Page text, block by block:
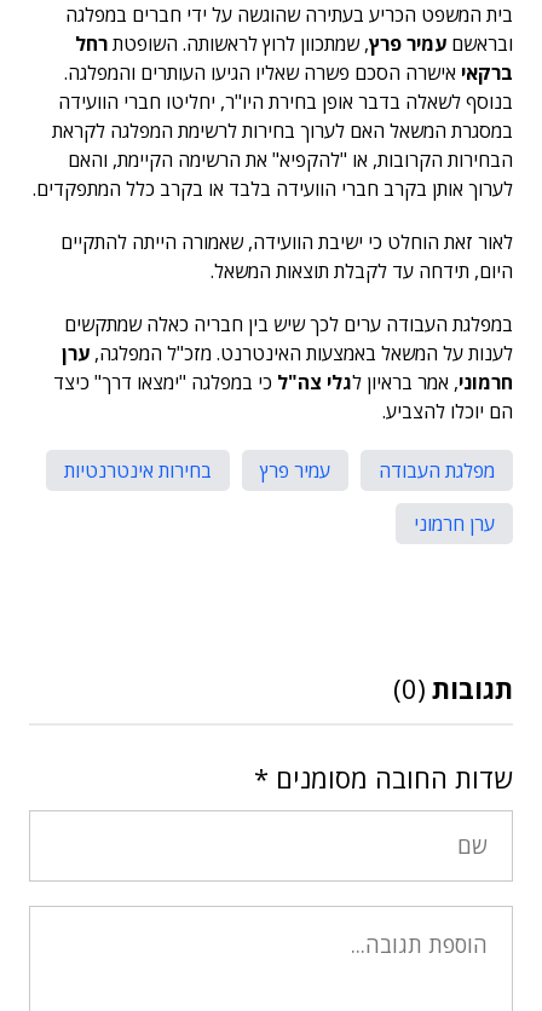
בית המשפט הכריע בעתירה שהוגשה על ידי חברים במפלגה
ובראשם עמיר פרץ, שמתכוון לרוץ לראשותה. השופטתרחל
ברקאי אישרה הסכם פשרה שאליו הגיעו העותרים והמפלגה.
בנוסף לשאלה בדבר אופן בחירת היו"ר, יחליטו חברי הוועידה
במסגרת המשאל האם לערוך בחירות לרשימת המפלגה לקראת
הבחירות הקרובות, או "להקפיא" את הרשימה הקיימת, והאם
לערוך אותן בקרב חברי הוועידה בלבד או בקרב כלל המתפקדים.
לאור זאת הוחלט כי ישיבת הוועידה, שאמורה הייתה להתקיים
היום, תידחה עד לקבלת תוצאות המשאל.
במפלגת העבודה ערים לכך שיש בין חבריה כאלה שמתקשים
לענות על המשאל באמצעות האינטרנט. מזכ"ל המפלגה, ערן
חרמוני, אמר בראיון לגלי צה"ל כי במפלגה "ימצאו דרך" כיצד
הם יוכלו להצביע.
מפלגת העבודה עמיר פרץ
בחירות אינטרנטיות
ערן חרמוני
תגובות (0)
שדות החובה מסומנים *